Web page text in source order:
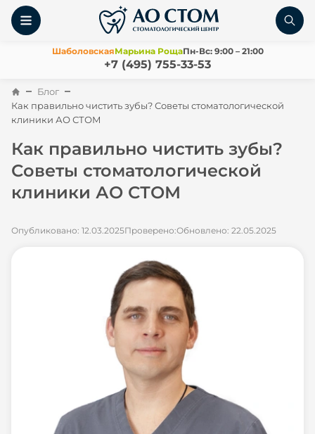
ШаболовскаяМарьина РощаПн-Вс: 9:00 – 21:00
+7 (495) 755-33-53
Блог
Как правильно чистить зубы? Советы стоматологической
клиники АО СТОМ
Как правильно чистить зубы?
Советы стоматологической
клиники АО СТОМ
Опубликовано: 12.03.2025Проверено:Обновлено: 22.05.2025